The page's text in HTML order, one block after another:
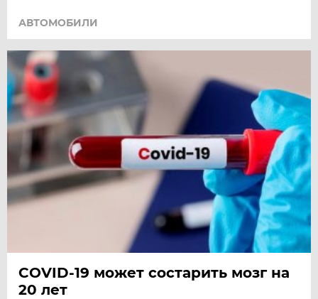
АВТОМОБИЛИ
COVID-19 может состарить мозг на
20 лет